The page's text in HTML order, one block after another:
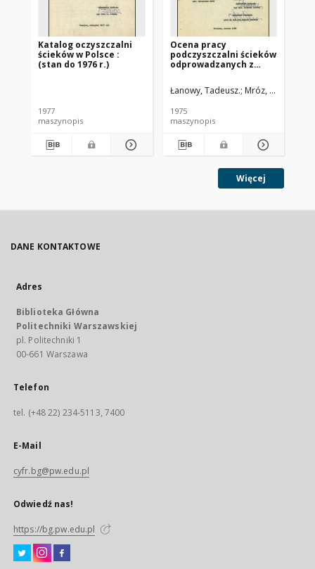
Katalog oczyszczalni
ścieków w Polsce :
(stan do 1976 r.)
1977
maszynopis
Ocena pracy
podczyszczalni ścieków
odprowadzanych z
Łanowy, Tadeusz. Mróz, Mirosława.
1975
maszynopis
Więcej
DANE KONTAKTOWE
Adres
Biblioteka Główna
Politechniki Warszawskiej
pl. Politechniki 1
00-661 Warszawa
Telefon
tel. (+48 22) 234-5113, 7400
E-Mail
cyfr.bg@pw.edu.pl
Odwiedź nas!
https://bg.pw.edu.pl